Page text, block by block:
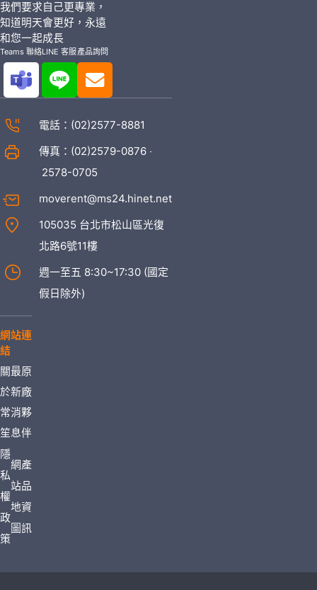
我們要求自己更專業，
知道明天會更好，永遠
和您一起成長
Teams 聯絡LINE 客服產品詢問
電話： (02)2577-8881
傳真：(02)2579-0876 ‧
2578-0705
moverent@ms24.hinet.net
105035 台北市松山區光復
北路6號11樓
週一至五 8:30~17:30 (國定
假日除外)
網站連
結
關
於
常
笙
最
新
消
息
原
廠
夥
伴
隱
私
權
政
策
網
站
地
圖
產
品
資
訊